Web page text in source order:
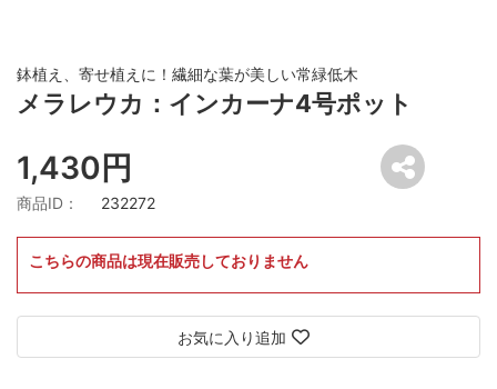
鉢植え、寄せ植えに！繊細な葉が美しい常緑低木
メラレウカ：インカーナ4号ポット
1,430円
商品ID： 232272
こちらの商品は現在販売しておりません
お気に入り追加